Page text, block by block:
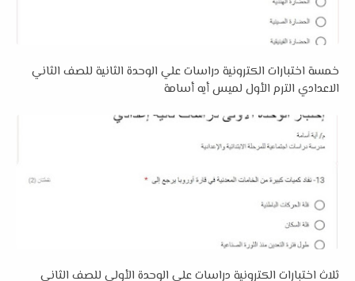
خمسة اختبارات الكترونية دراسات علي الوحدة الثانية للصف الثاني
الاعدادي الترم الأول لميس أيه أسامة
ثلاث اختبارات الكترونية دراسات علي الوحدة الأولي للصف الثاني